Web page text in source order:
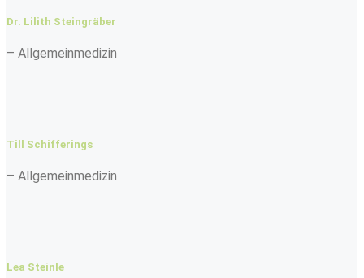
Dr. Lilith Steingräber
– Allgemeinmedizin
Till Schifferings
– Allgemeinmedizin
Lea Steinle